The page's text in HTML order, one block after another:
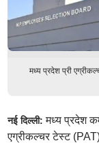
मध्य प्रदेश प्री
नई दिल्ली:मध्य प्रदेश
एग्रीकल्चर टेस्ट